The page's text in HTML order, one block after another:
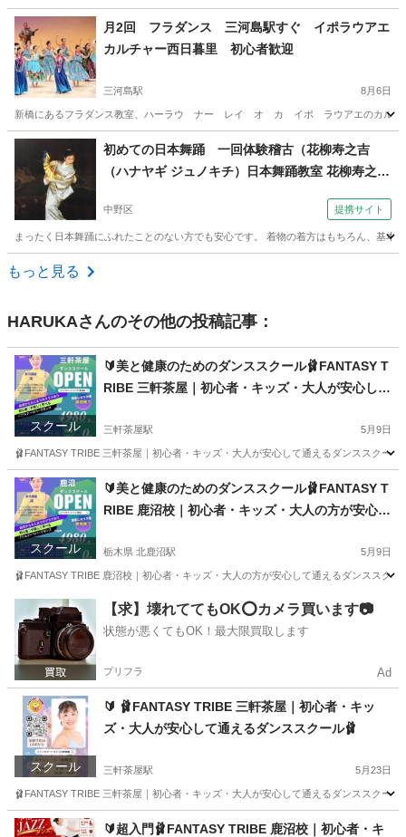
東京 新宿区 新宿駅 フラダンス クラス
月2回 フラダンス 三河島駅すぐ イポラウアエ
カルチャー西日暮里 初心者歓迎
三河島駅 8月6日
新橋にあるフラダンス教室、ハーラウ ナー レイ オ カ イポ ラウアエのカルチャ
東京 荒川区 三河島駅 フラダンス レッスン
初めての日本舞踊 一回体験稽古（花柳寿之吉
（ハナヤギ ジュノキチ）日本舞踊教室 花柳寿之
中野区 提携サイト
まったく日本舞踊にふれたことのない方でも安心です。 着物の着方はもちろん、基
東京 中野区
もっと見る
HARUKAさんのその他の投稿記事：
スクール
🔰美と健康のためのダンススクール🩰FANTASY T
RIBE 三軒茶屋｜初心者・キッズ・大人が安心して
三軒茶屋駅 5月9日
🩰FANTASY TRIBE 三軒茶屋｜初心者・キッズ・大人が安心して通えるダンススクー
東京 世田谷区 三軒茶屋駅 ダンス 初心者
スクール
🔰美と健康のためのダンススクール🩰FANTASY T
RIBE 鹿沼校｜初心者・キッズ・大人の方が安心し
栃木県 北鹿沼駅 5月9日
🩰FANTASY TRIBE 鹿沼校｜初心者・キッズ・大人の方が安心して通えるダンススク
栃木 鹿沼市 北鹿沼駅 ジャズダンス 初心者
【求】壊れててもOK⭕️カメラ買います📷
状態が悪くてもOK！最大限買取します
プリフラ Ad
スクール
🔰 🩰FANTASY TRIBE 三軒茶屋｜初心者・キッ
ズ・大人が安心して通えるダンススクール🩰
三軒茶屋駅 5月23日
🩰FANTASY TRIBE 三軒茶屋｜初心者・キッズ・大人が安心して通えるダンススクー
東京 世田谷区 三軒茶屋駅 初心者
🔰超入門🩰FANTASY TRIBE 鹿沼校｜初心者・キ